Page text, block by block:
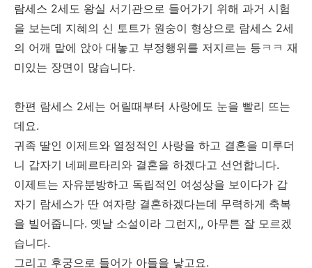
람세스 2세도 왕실 서기관으로 들어가기 위해 과거 시험
을 보는데 지혜의 신 토트가 원숭이 형상으로 람세스 2세
의 어깨 맡에 앉아 대놓고 부정행위를 저지르는 등ㅋㅋ 재
미있는 장면이 많습니다.
한편 람세스 2세는 어릴때부터 사랑에도 눈을 빨리 뜨는
데요.
귀족 딸인 이제트와 열정적인 사랑을 하고 결혼을 미루더
니 갑자기 네페르타리와 결혼을 하겠다고 선언합니다.
이제트는 자유분방하고 독립적인 여성상을 보이다가 갑
자기 람세스가 딴 여자랑 결혼하겠다는데 무력하게 축복
을 빌어줍니다. 옛날 소설이라 그런지,, 아무튼 잘 모르겠
습니다.
그리고 후궁으로 들어가 아들을 낳고요.